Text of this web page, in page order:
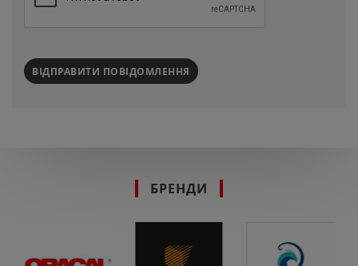
ВІДПРАВИТИ ПОВІДОМЛЕННЯ
БРЕНДИ